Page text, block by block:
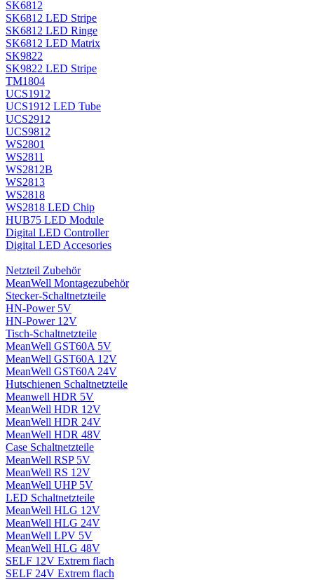
SK6812
SK6812 LED Stripe
SK6812 LED Ringe
SK6812 LED Matrix
SK9822
SK9822 LED Stripe
TM1804
UCS1912
UCS1912 LED Tube
UCS2912
UCS9812
WS2801
WS2811
WS2812B
WS2813
WS2818
WS2818 LED Chip
HUB75 LED Module
Digital LED Controller
Digital LED Accesories
Netzteil Zubehör
MeanWell Montagezubehör
Stecker-Schaltnetzteile
HN-Power 5V
HN-Power 12V
Tisch-Schaltnetzteile
MeanWell GST60A 5V
MeanWell GST60A 12V
MeanWell GST60A 24V
Hutschienen Schaltnetzteile
Meanwell HDR 5V
MeanWell HDR 12V
MeanWell HDR 24V
MeanWell HDR 48V
Case Schaltnetzteile
MeanWell RSP 5V
MeanWell RS 12V
MeanWell UHP 5V
LED Schaltnetzteile
MeanWell HLG 12V
MeanWell HLG 24V
MeanWell LPV 5V
MeanWell HLG 48V
SELF 12V Extrem flach
SELF 24V Extrem flach